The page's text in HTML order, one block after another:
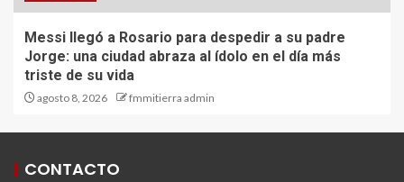
Messi llegó a Rosario para despedir a su padre
Jorge: una ciudad abraza al ídolo en el día más
triste de su vida
agosto 8, 2026 fmmitierra admin
CONTACTO